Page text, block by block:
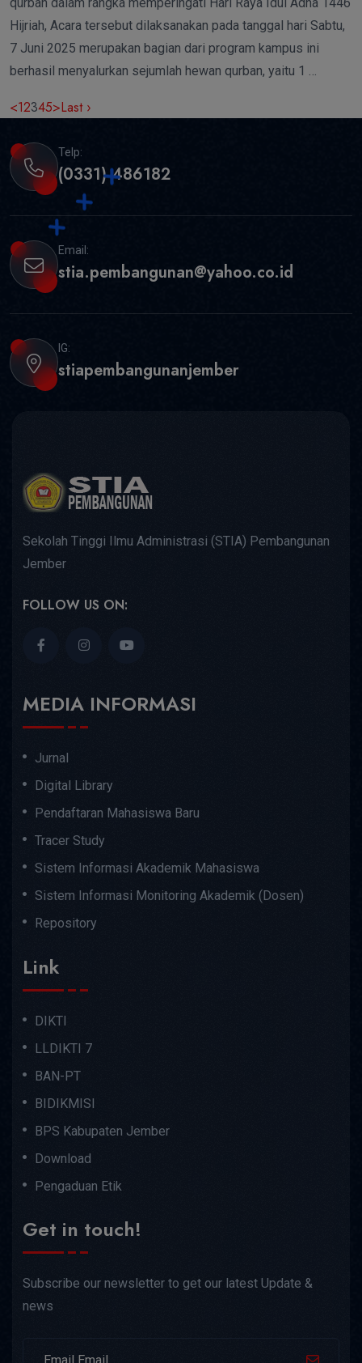
Hijriah, Acara tersebut dilaksanakan pada tanggal hari Sabtu,
7 Juni 2025 merupakan bagian dari program kampus ini
berhasil menyalurkan sejumlah hewan qurban, yaitu 1 …
<12345>Last ›
Telp:
(0331) 486182
Email:
stia.pembangunan@yahoo.co.id
IG:
stiapembangunanjember
Sekolah Tinggi Ilmu Administrasi (STIA) Pembangunan
Jember
FOLLOW US ON:
MEDIA INFORMASI
Jurnal
Digital Library
Pendaftaran Mahasiswa Baru
Tracer Study
Sistem Informasi Akademik Mahasiswa
Sistem Informasi Monitoring Akademik (Dosen)
Repository
Link
DIKTI
LLDIKTI 7
BAN-PT
BIDIKMISI
BPS Kabupaten Jember
Download
Pengaduan Etik
Get in touch!
Subscribe our newsletter to get our latest Update &
news